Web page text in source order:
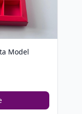
Model